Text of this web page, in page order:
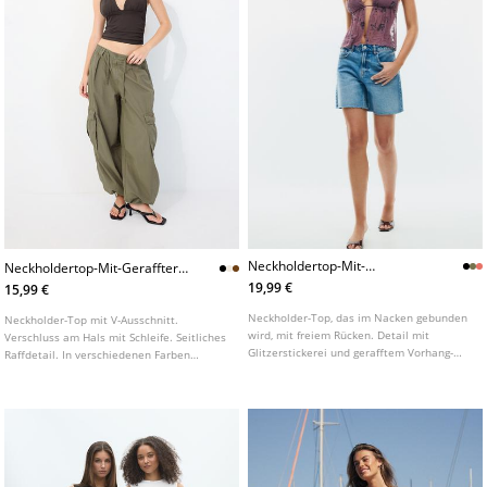
Neckholdertop-Mit-Geraffter-
Schleife
15,99 €
Neckholder-Top mit V-Ausschnitt.
Verschluss am Hals mit Schleife. Seitliches
Raffdetail. In verschiedenen Farben
Neckholdertop-Mit-
Glitzerstickerei
19,99 €
Neckholder-Top, das im Nacken gebunden
wird, mit freiem Rücken. Detail mit
Glitzerstickerei und gerafftem Vorhang-